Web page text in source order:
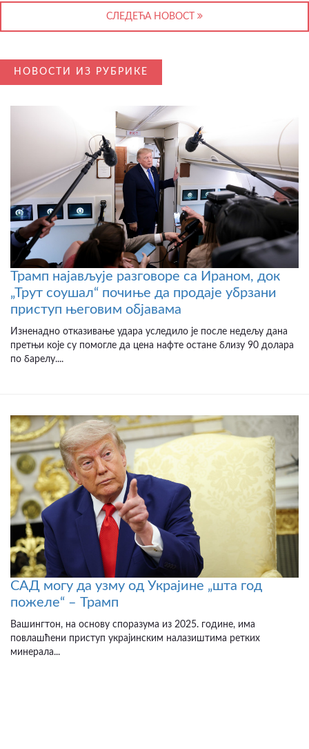
СЛЕДЕЋА НОВОСТ
НОВОСТИ ИЗ РУБРИКЕ
Трамп најављује разговоре са Ираном, док
„Трут соушал“ почиње да продаје убрзани
приступ његовим објавама
Изненадно отказивање удара уследило је после недељу дана
претњи које су помогле да цена нафте остане близу 90 долара
по барелу....
САД могу да узму од Украјине „шта год
пожеле“ – Трамп
Вашингтон, на основу споразума из 2025. године, има
повлашћени приступ украјинским налазиштима ретких
минерала...